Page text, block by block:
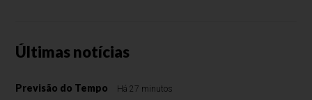
Últimas notícias
Previsão do Tempo Há 27 minutos